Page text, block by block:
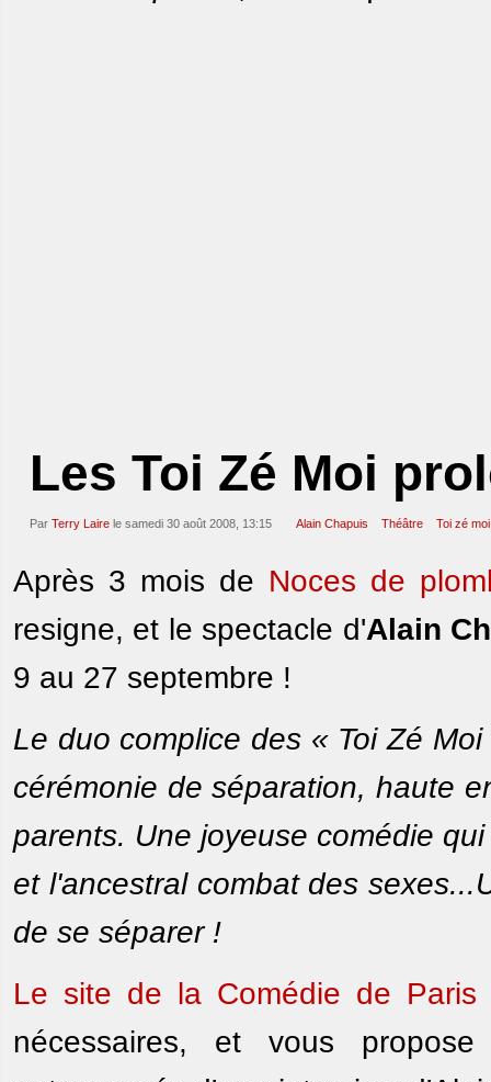
Les Toi Zé Moi
Par Terry Laire le samedi 30 août 2008, 13:15 Alain Chapuis Théâtre Toi zé moi
Après 3 mois de Noces de
resigne, et le spectacle d'Alain
9 au 27 septembre !
Le duo complice des « Toi Zé
cérémonie de séparation, haute
parents. Une joyeuse comédie
et l'ancestral combat des
de se séparer !
Le site de la Comédie de Paris
nécessaires, et vous